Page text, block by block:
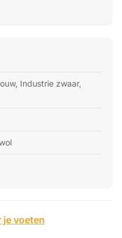
Industrie zwaar,
je voeten